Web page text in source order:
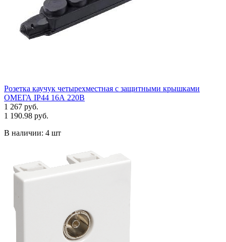
Розетка каучук четырехместная с защитными крышками
ОМЕГА IP44 16А 220В
1 267 руб.
1 190.98 руб.
В наличии: 4 шт